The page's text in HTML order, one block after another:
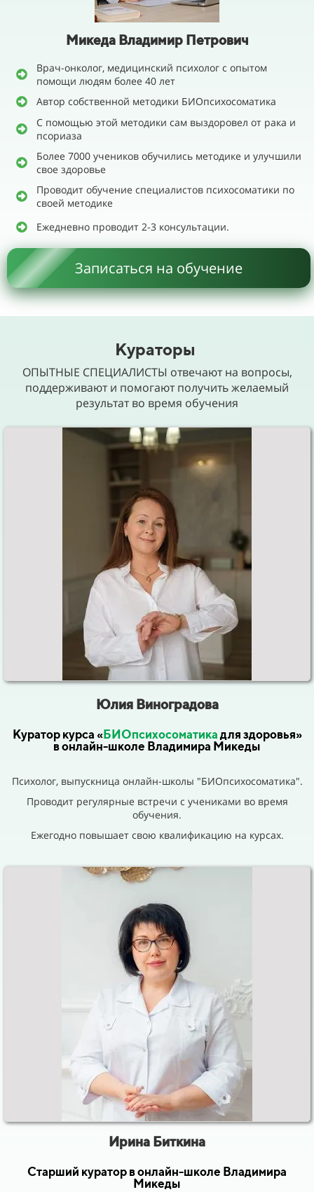
Микеда Владимир Петрович
Врач-онколог, медицинский психолог с опытом
помощи людям более 40 лет
Автор собственной методики БИОпсихосоматика
С помощью этой методики сам выздоровел от рака и
псориаза
Более 7000 учеников обучились методике и улучшили
свое здоровье
Проводит обучение специалистов психосоматики по
своей методике
Ежедневно проводит 2-3 консультации.
Записаться на обучение
Кураторы
ОПЫТНЫЕ СПЕЦИАЛИСТЫ отвечают на вопросы,
поддерживают и помогают получить желаемый
результат во время обучения
Юлия Виноградова
Куратор курса «БИОпсихосоматика для здоровья»
в онлайн-школе Владимира Микеды
Психолог, выпускница онлайн-школы "БИОпсихосоматика".
Проводит регулярные встречи с учениками во время
обучения.
Ежегодно повышает свою квалификацию на курсах.
Ирина Биткина
Старший куратор в онлайн-школе Владимира
Микеды